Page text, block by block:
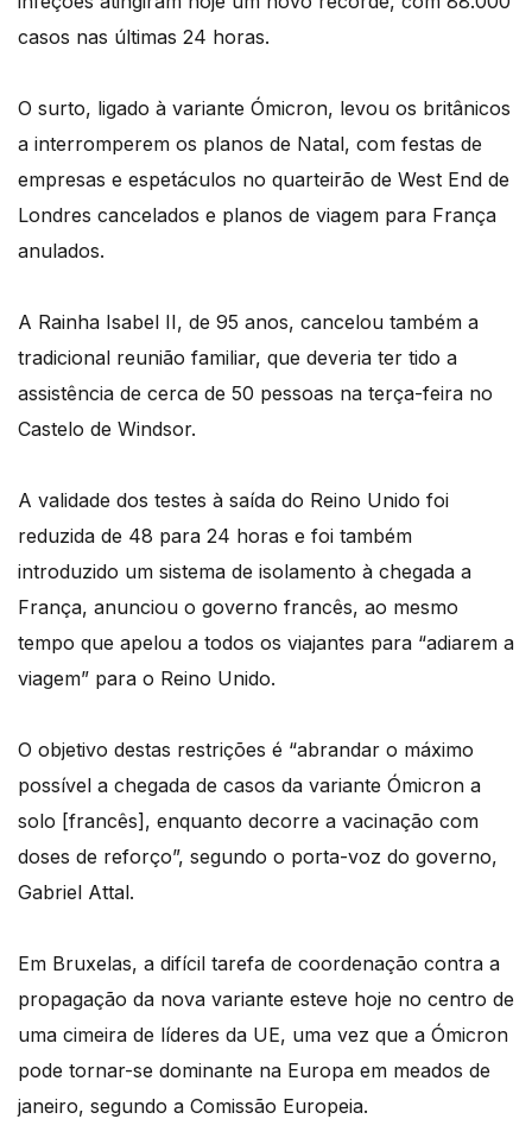
casos nas últimas 24 horas.
O surto, ligado à variante Ómicron, levou os britânicos
a interromperem os planos de Natal, com festas de
empresas e espetáculos no quarteirão de West End de
Londres cancelados e planos de viagem para França
anulados.
A Rainha Isabel II, de 95 anos, cancelou também a
tradicional reunião familiar, que deveria ter tido a
assistência de cerca de 50 pessoas na terça-feira no
Castelo de Windsor.
A validade dos testes à saída do Reino Unido foi
reduzida de 48 para 24 horas e foi também
introduzido um sistema de isolamento à chegada a
França, anunciou o governo francês, ao mesmo
tempo que apelou a todos os viajantes para “adiarem a
viagem” para o Reino Unido.
O objetivo destas restrições é “abrandar o máximo
possível a chegada de casos da variante Ómicron a
solo [francês], enquanto decorre a vacinação com
doses de reforço”, segundo o porta-voz do governo,
Gabriel Attal.
Em Bruxelas, a difícil tarefa de coordenação contra a
propagação da nova variante esteve hoje no centro de
uma cimeira de líderes da UE, uma vez que a Ómicron
pode tornar-se dominante na Europa em meados de
janeiro, segundo a Comissão Europeia.